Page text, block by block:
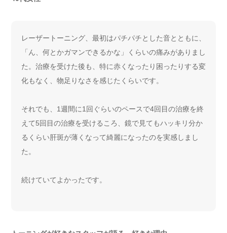
レーザートーニング、最初はパチパチとした音とともに、
「ん、何とかガマンできるかな」くらいの痛みがありまし
た。治療を受けた後も、特に赤くなったり困ったりする変
化もなく、物足りなさを感じたくらいです。
それでも、1週間に1回ぐらいのペースで4回目の治療を終
えて5回目の治療を受けるころ、鏡で見てもハッキリ分か
るくらい肝斑が薄くなって綺麗になったのを実感しまし
た。
続けていてよかったです。